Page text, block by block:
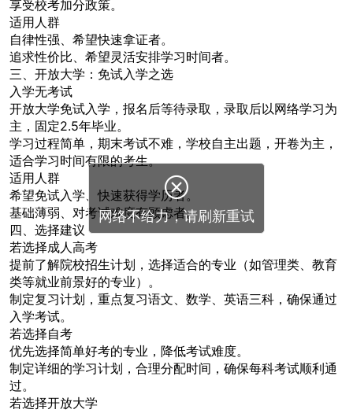
享受校考加分政策。
适用人群
自律性强、希望快速拿证者。
追求性价比、希望灵活安排学习时间者。
三、开放大学：免试入学之选
入学无考试
开放大学免试入学，报名后等待录取，录取后以网络学习为
主，固定2.5年毕业。
学习过程简单，期末考试不难，学校自主出题，开卷为主，
适合学习时间有限的考生。
适用人群
希望免试入学、快速获得学历者。
基础薄弱、对考试难度有顾虑者。
四、选择建议
若选择成人高考
提前了解院校招生计划，选择适合的专业（如管理类、教育
类等就业前景好的专业）。
制定复习计划，重点复习语文、数学、英语三科，确保通过
入学考试。
若选择自考
优先选择简单好考的专业，降低考试难度。
制定详细的学习计划，合理分配时间，确保每科考试顺利通
过。
若选择开放大学

网络不给力，请刷新重试